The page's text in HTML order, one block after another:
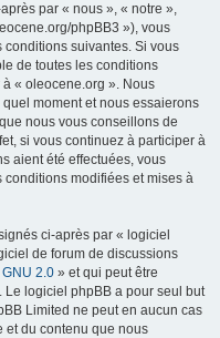
par « nous », « notre »,
phpBB3 »), vous
conditions suivantes. Si vous
de toutes les conditions
« oleocene.org ». Nous
moment et nous essaierons
nous vous conseillons de
si vous continuez à participer à
aient été effectuées, vous
conditions modifiées et mises à
ci-après par « logiciel
de forum de discussions
2.0 » et qui peut être
Le logiciel phpBB a pour seul but
Limited ne peut en aucun cas
et du contenu que nous